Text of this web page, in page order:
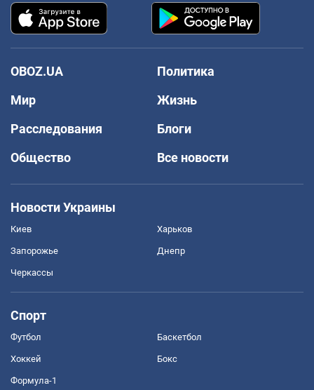
OBOZ.UA
Политика
Мир
Жизнь
Расследования
Блоги
Общество
Все новости
Новости Украины
Киев Харьков
Запорожье Днепр
Черкассы
Спорт
Футбол Баскетбол
Хоккей Бокс
Формула-1